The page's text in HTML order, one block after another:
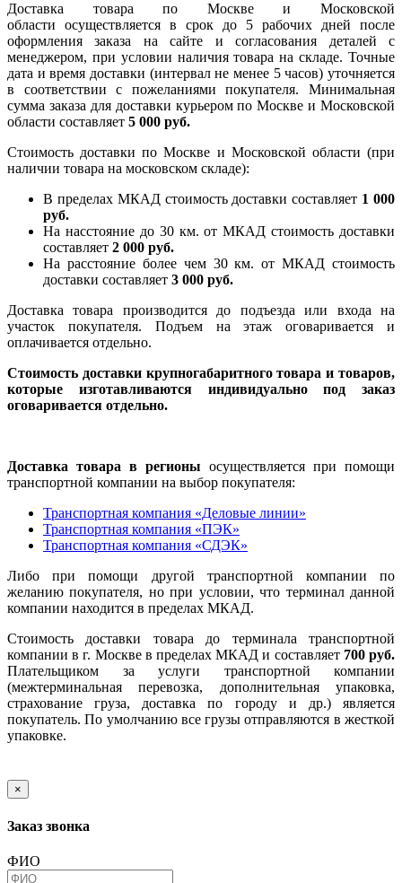
Доставка товара по Москве и Московской
области осуществляется в срок до 5 рабочих дней после
оформления заказа на сайте и согласования деталей с
менеджером, при условии наличия товара на складе. Точные
дата и время доставки (интервал не менее 5 часов) уточняется
в соответствии с пожеланиями покупателя. Минимальная
сумма заказа для доставки курьером по Москве и Московской
области составляет 5 000 руб.
Стоимость доставки по Москве и Московской области (при
наличии товара на московском складе):
В пределах МКАД стоимость доставки составляет 1 000
руб.
На насcтояние до 30 км. от МКАД стоимость доставки
составляет 2 000 руб.
На расстояние более чем 30 км. от МКАД стоимость
доставки составляет 3 000 руб.
Доставка товара производится до подъезда или входа на
участок покупателя. Подъем на этаж оговаривается и
оплачивается отдельно.
Стоимость доставки крупногабаритного товара и товаров,
которые изготавливаются индивидуально под заказ
оговаривается отдельно.
Доставка товара в регионы осуществляется при помощи
транспортной компании на выбор покупателя:
Транспортная компания «Деловые линии»
Транспортная компания «ПЭК»
Транспортная компания «СДЭК»
Либо при помощи другой транспортной компании по
желанию покупателя, но при условии, что терминал данной
компании находится в пределах МКАД.
Стоимость доставки товара до терминала транспортной
компании в г. Москве в пределах МКАД и составляет 700 руб.
Плательщиком за услуги транспортной компании
(межтерминальная перевозка, дополнительная упаковка,
страхование груза, доставка по городу и др.) является
покупатель. По умолчанию все грузы отправляются в жесткой
упаковке.
×
Заказ звонка
ФИО